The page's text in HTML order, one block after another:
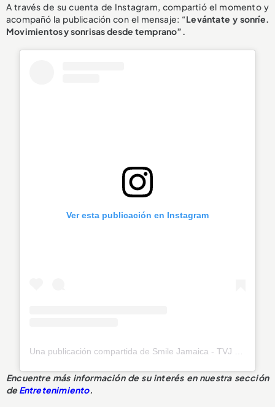
A través de su cuenta de Instagram, compartió el momento y
acompañó la publicación con el mensaje: “Levántate y sonríe.
Movimientos y sonrisas desde temprano”.
Ver esta publicación en Instagram
Encuentre más información de su interés en nuestra sección
deEntretenimiento.